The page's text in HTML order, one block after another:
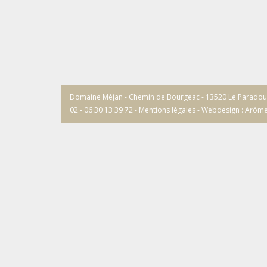
Domaine Méjan - Chemin de Bourgeac - 13520 Le
02 - 06 30 13 39 72 - Mentions légales-Webdesign :